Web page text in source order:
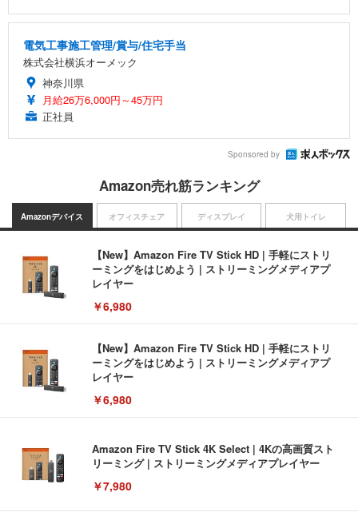
電気工事施工管理/賞与/住宅手当
株式会社横浜オーメック
神奈川県
月給26万6,000円～45万円
正社員
Sponsored by
Amazon売れ筋ランキング
Amazonデバイス
【New】Amazon Fire TV Stick HD | 手軽にストリ
ーミングをはじめよう | ストリーミングメディアプ
レイヤー
￥6,980
【New】Amazon Fire TV Stick HD | 手軽にストリ
ーミングをはじめよう | ストリーミングメディアプ
レイヤー
￥6,980
Amazon Fire TV Stick 4K Select | 4Kの高画質スト
リーミング | ストリーミングメディアプレイヤー
￥7,980
オフィスチェア ディスプレイ 犬用トイレ